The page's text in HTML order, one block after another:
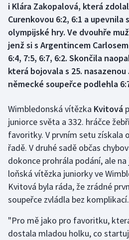
Curling
Dostihy
Florbal
Futsal
Golf
Gymnastika
Házená
Jezdectví
Judo
Krasobruslení
i Klára Zakopalová, která
Curenkovou 6:2, 6:1 a upevnila
olympijské hry. Ve dvouhře
jenž si s Argentincem
6:4, 7:5, 6:7, 6:2. Skončila
která bojovala s 25.
německé soupeřce podlehla
Wimbledonská vítězka Kvitová
juniorce světa a 332. hráčce
favoritky. V prvním setu získala
řadě. V druhé sadě občas
dokonce prohrála podání, ale
loňská vítězka juniorky ve
Kvitová byla ráda, že zrádné
soupeřce zvládla bez komplikací.
"Pro mě jako pro favoritku,
dostala mladou holku, co